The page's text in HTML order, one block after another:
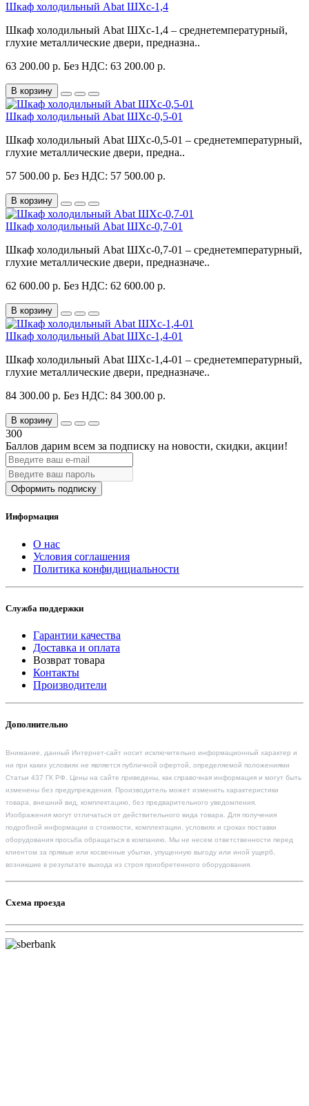
Шкаф холодильный Abat ШХс-1,4
Шкаф холодильный Abat ШХс-1,4 – среднетемпературный,
глухие металлические двери, предназна..
63 200.00 р. Без НДС: 63 200.00 р.
В корзину
Шкаф холодильный Abat ШХс-0,5-01
Шкаф холодильный Abat ШХс-0,5-01 – среднетемпературный,
глухие металлические двери, предна..
57 500.00 р. Без НДС: 57 500.00 р.
В корзину
Шкаф холодильный Abat ШХс-0,7-01
Шкаф холодильный Abat ШХс-0,7-01 – среднетемпературный,
глухие металлические двери, предназначе..
62 600.00 р. Без НДС: 62 600.00 р.
В корзину
Шкаф холодильный Abat ШХс-1,4-01
Шкаф холодильный Abat ШХс-1,4-01 – среднетемпературный,
глухие металлические двери, предназначе..
84 300.00 р. Без НДС: 84 300.00 р.
В корзину
300
Баллов дарим всем за подписку на новости, скидки, акции!
Оформить подписку
Информация
О нас
Условия соглашения
Политика конфидициальности
Служба поддержки
Гарантии качества
Доставка и оплата
Возврат товара
Контакты
Производители
Дополнительно
Внимание, данный Интернет-сайт носит исключительно информационный характер и
ни при каких условиях не является публичной офертой, определяемой положениями
Статьи 437 ГК РФ. Цены на сайте приведены, как справочная информация и могут быть
изменены без предупреждения. Производитель может изменить характеристики
товара, внешний вид, комплектацию, без предварительного уведомления.
Изображения могут отличаться от действительного вида товара. Для получения
подробной информации о стоимости, комплектации, условиях и сроках поставки
оборудования просьба обращаться в компанию. Мы не несем ответственности перед
клиентом за прямые или косвенные убытки, упущенную выгоду или иной ущерб,
возникшие в результате выхода из строя приобретенного оборудования.
Схема проезда